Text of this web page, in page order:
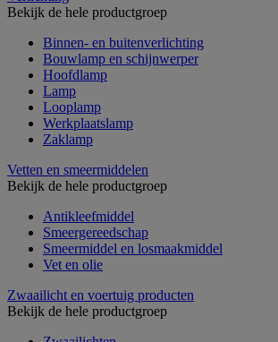
Bekijk de hele productgroep
Binnen- en buitenverlichting
Bouwlamp en schijnwerper
Hoofdlamp
Lamp
Looplamp
Werkplaatslamp
Zaklamp
Vetten en smeermiddelen
Bekijk de hele productgroep
Antikleefmiddel
Smeergereedschap
Smeermiddel en losmaakmiddel
Vet en olie
Zwaailicht en voertuig producten
Bekijk de hele productgroep